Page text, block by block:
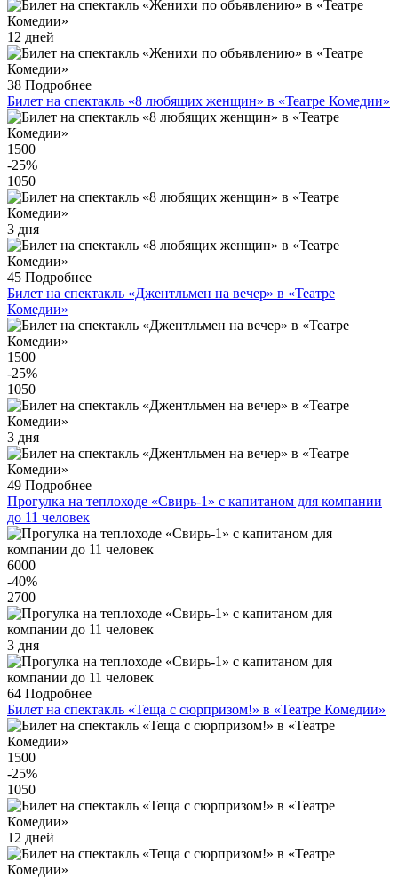
12 дней
38 Подробнее
Билет на спектакль «8 любящих женщин» в «Театре Комедии»
1500
-25%
1050
3 дня
45 Подробнее
Билет на спектакль «Джентльмен на вечер» в «Театре
Комедии»
1500
-25%
1050
3 дня
49 Подробнее
Прогулка на теплоходе «Свирь-1» с капитаном для компании
до 11 человек
6000
-40%
2700
3 дня
64 Подробнее
Билет на спектакль «Теща с сюрпризом!» в «Театре Комедии»
1500
-25%
1050
12 дней